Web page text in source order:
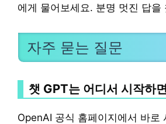
에게 물어보세요. 분명 멋진 답을
자주 묻는 질문
챗 GPT는 어디서 시작하
OpenAI 공식 홈페이지에서 바로